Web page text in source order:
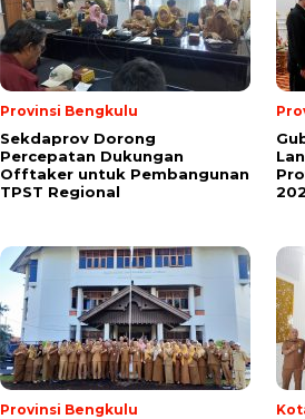
Provinsi Bengkulu
Sekdaprov Dorong
Percepatan Dukungan
Offtaker untuk Pembangunan
TPST Regional
Provinsi Bengkulu